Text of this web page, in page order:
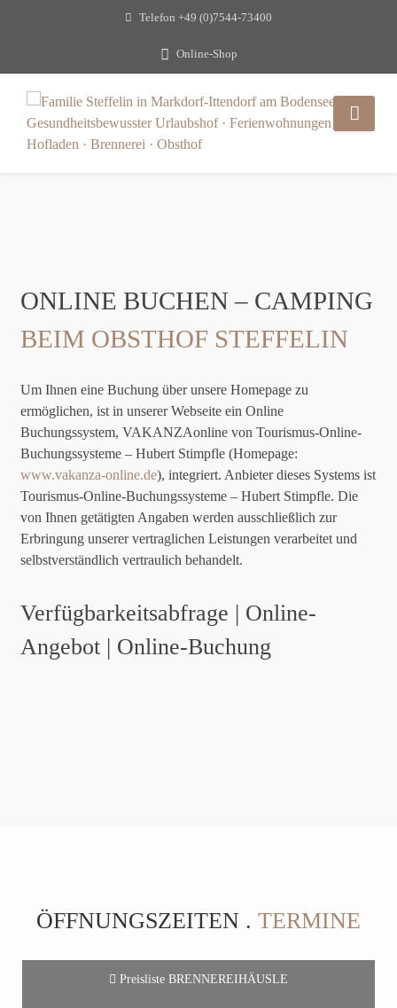
Telefon +49 (0)7544-73400
Online-Shop
ONLINE BUCHEN – CAMPING
BEIM OBSTHOF STEFFELIN
Um Ihnen eine Buchung über unsere Homepage zu
ermöglichen, ist in unserer Webseite ein Online
Buchungssystem, VAKANZAonline von Tourismus-Online-
Buchungssysteme – Hubert Stimpfle (Homepage:
www.vakanza-online.de), integriert. Anbieter dieses Systems ist
Tourismus-Online-Buchungssysteme – Hubert Stimpfle. Die
von Ihnen getätigten Angaben werden ausschließlich zur
Erbringung unserer vertraglichen Leistungen verarbeitet und
selbstverständlich vertraulich behandelt.
Verfügbarkeitsabfrage | Online-
Angebot | Online-Buchung
ÖFFNUNGSZEITEN . TERMINE
Preisliste BRENNEREIHÄUSLE